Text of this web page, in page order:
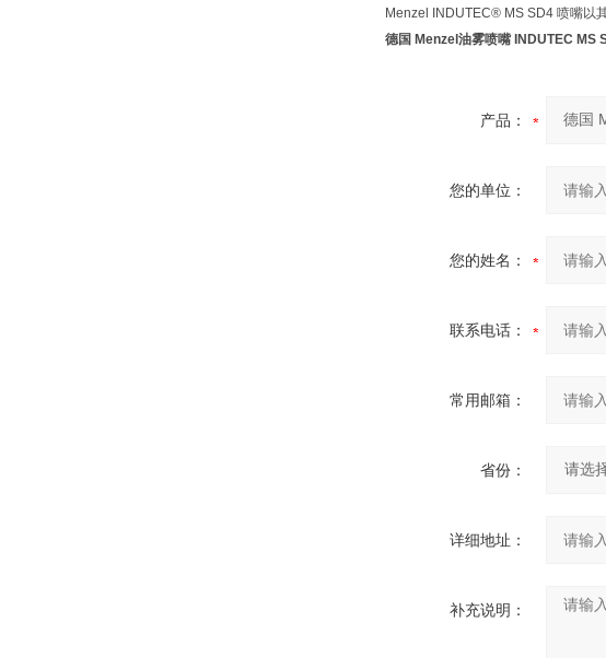
Menzel INDUTEC® MS SD4 喷嘴以
德国 Menzel油雾喷嘴 INDUTEC MS
产品：
您的单位：
您的姓名：
联系电话：
常用邮箱：
省份：
详细地址：
补充说明：